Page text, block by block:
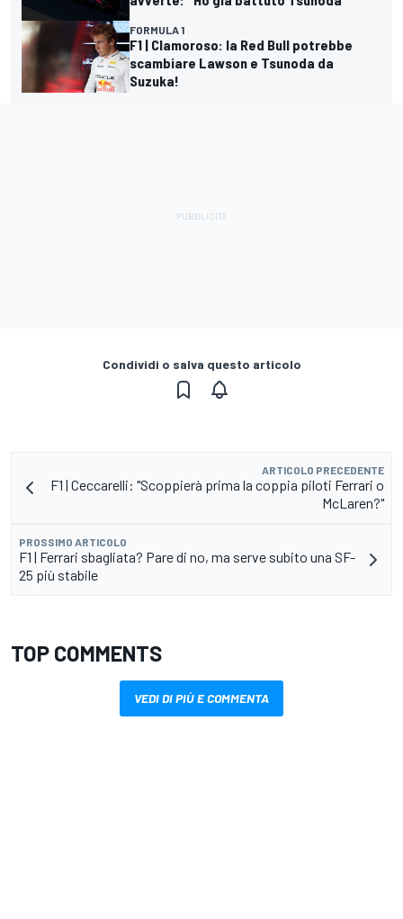
FORMULA 1
F1 | Clamoroso: la Red Bull potrebbe
scambiare Lawson e Tsunoda da
Suzuka!
Condividi o salva questo articolo
ARTICOLO PRECEDENTE
F1 | Ceccarelli: "Scoppierà prima la coppia piloti Ferrari o
McLaren?"
PROSSIMO ARTICOLO
F1 | Ferrari sbagliata? Pare di no, ma serve subito una SF-
25 più stabile
TOP COMMENTS
VEDI DI PIÙ E COMMENTA